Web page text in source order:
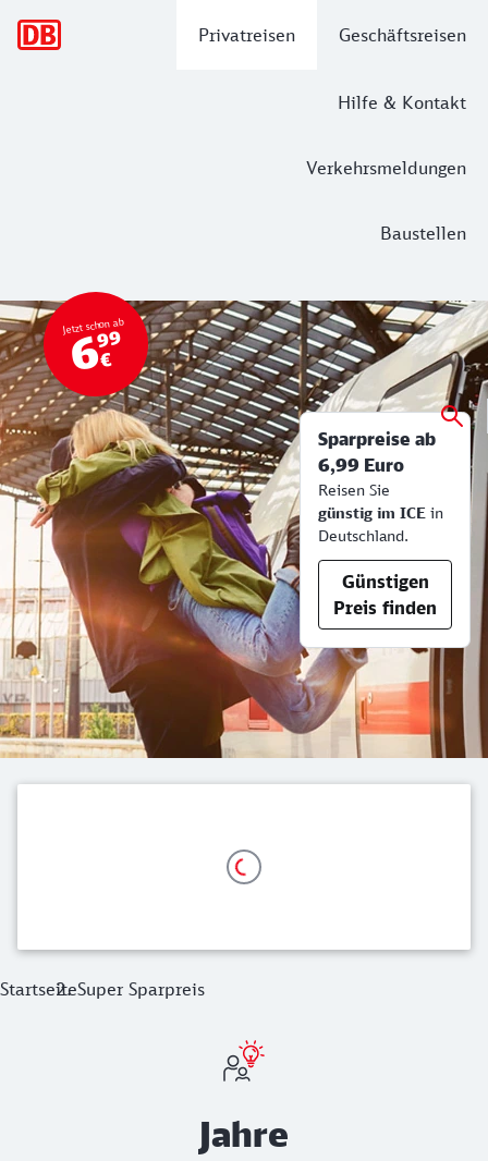
Privatreisen Geschäftsreisen
Hilfe & Kontakt
Verkehrsmeldungen
Baustellen
Mit dem Super Sparpreis günstig
super-sparpreis-test
Jetzt schon ab
699
€
Sparpreise ab
6,99 Euro
Reisen Sie
günstig im ICE in
Deutschland.
Günstigen
Preis finden
StartseiteSuper Sparpreis
Vorteile Super Sparpreis
Jahre